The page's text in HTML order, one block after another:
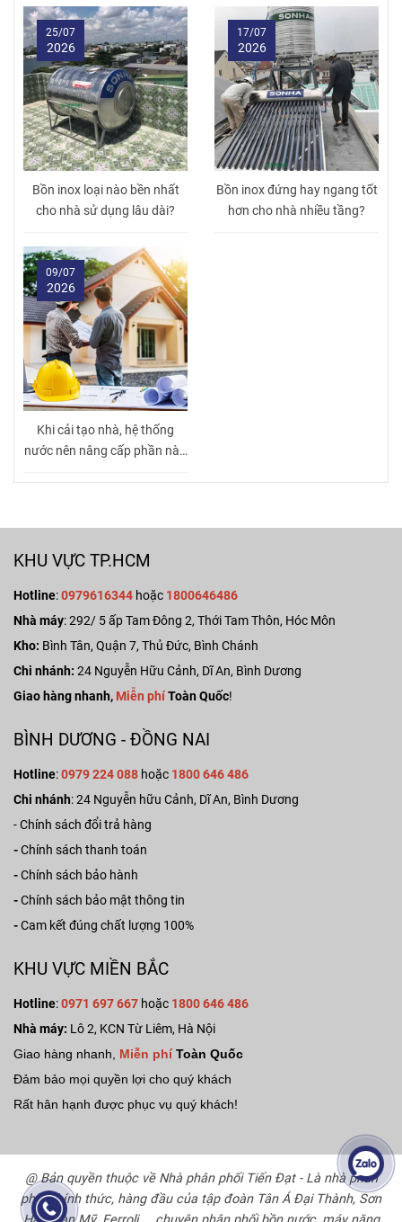
Bồn inox loại nào bền nhất
cho nhà sử dụng lâu dài?
25/07
2026
Bồn inox đứng hay ngang tốt
hơn cho nhà nhiều tầng?
17/07
2026
Khi cải tạo nhà, hệ thống
nước nên nâng cấp phần nào
09/07
2026
KHU VỰC TP.HCM
Hotline:0979616344 hoặc 1800646486
Nhà máy:292/ 5 ấp Tam Đông 2, Thới Tam Thôn, Hóc Môn
Kho: Bình Tân, Quận 7, Thủ Đức, Bình Chánh
Chi nhánh: 24 Nguyễn Hữu Cảnh, Dĩ An, Bình Dương
Giao hàng nhanh, Miễn phíToàn Quốc!
BÌNH DƯƠNG - ĐỒNG NAI
Hotline:0979 224 088 hoặc 1800 646 486
Chi nhánh: 24 Nguyễn hữu Cảnh, Dĩ An, Bình Dương
-Chính sách đổi trả hàng
-Chính sách thanh toán
-Chính sách bảo hành
-Chính sách bảo mật thông tin
-Cam kết đúng chất lượng 100%
KHU VỰC MIỀN BẮC
Hotline:0971 697 667 hoặc 1800 646 486
Nhà máy: Lô 2, KCN Từ Liêm, Hà Nội
Giao hàng nhanh, Miễn phí Toàn Quốc
Đảm bảo mọi quyền lợi cho quý khách
Rất hân hạnh được phục vụ quý khách!
@ Bản quyền thuộc về Nhà phân phối Tiến Đạt - Là nhà phân
phối chính thức, hàng đầu của tập đoàn Tân Á Đại Thành, Sơn